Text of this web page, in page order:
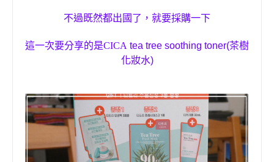
不過既然都出國了，就要採購一下
這一次要分享的是CICA tea tree soothing toner(茶樹
化妝水)